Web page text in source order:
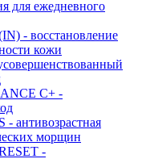
для ежедневного
- восстановление
кожи
С+ -
антивозрастная
морщин
-